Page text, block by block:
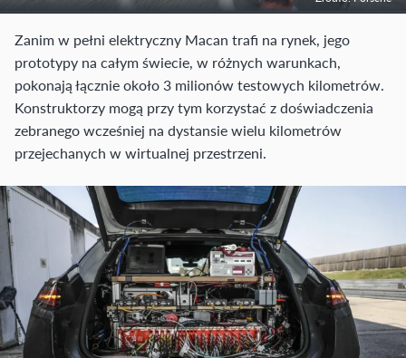
Zanim w pełni elektryczny Macan trafi na rynek, jego
prototypy na całym świecie, w różnych warunkach,
pokonają łącznie około 3 milionów testowych kilometrów.
Konstruktorzy mogą przy tym korzystać z doświadczenia
zebranego wcześniej na dystansie wielu kilometrów
przejechanych w wirtualnej przestrzeni.